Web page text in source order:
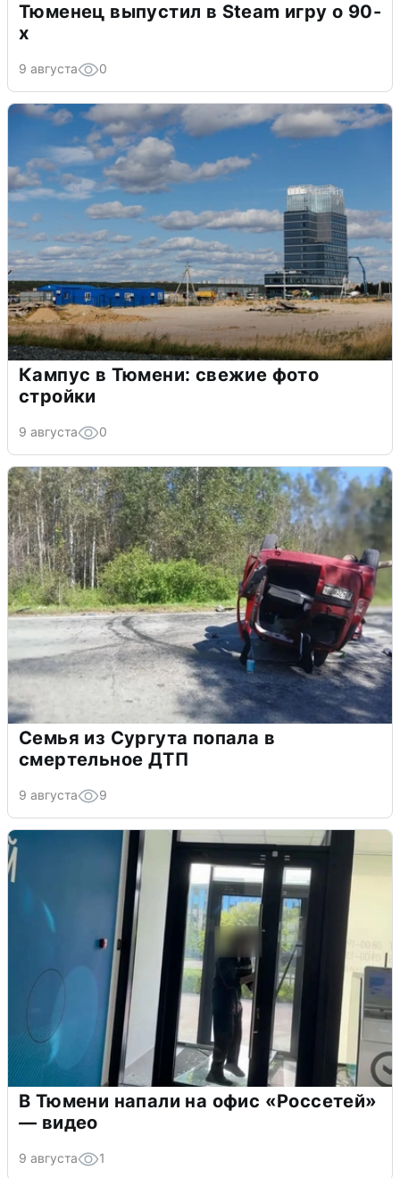
Тюменец выпустил в Steam игру о 90-
х
9 августа 0
Кампус в Тюмени: свежие фото
стройки
9 августа 0
Семья из Сургута попала в
смертельное ДТП
9 августа 9
В Тюмени напали на офис «Россетей»
— видео
9 августа 1